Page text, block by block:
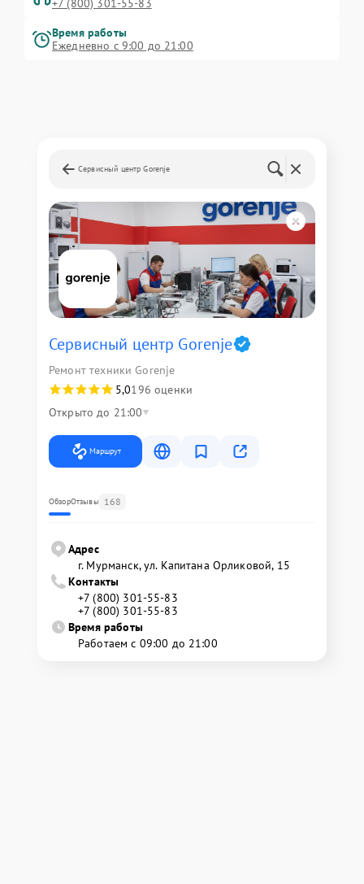
+7 (800) 301-55-83
Время работы
Ежедневно с 9:00 до 21:00
Сервисный центр Gorenje
Сервисный центр Gorenje
Ремонт техники Gorenje
5,0196 оценки
Открыто до 21:00
Маршрут
ОбзорОтзывы 168
Адрес
г. Мурманск, ул. Капитана Орликовой, 15
Контакты
+7 (800) 301-55-83
+7 (800) 301-55-83
Время работы
Работаем с 09:00 до 21:00